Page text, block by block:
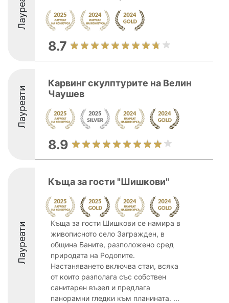
8.7
Лауреати
Карвинг скулптурите на Велин
Чаушев
8.9
Лауреати
Къща за гости "Шишкови"
Къща за гости Шишкови се намира в
живописното село Загражден, в
община Баните, разположено сред
природата на Родопите.
Настаняването включва стаи, всяка
от които разполага със собствен
санитарен възел и предлага
панорамни гледки към планината. ...